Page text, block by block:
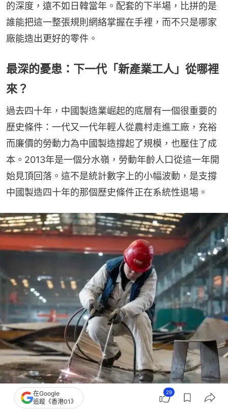
的深度，遠不如日韓當年。配套的下半場，比拼的是
誰能把這一整張規則網絡掌握在手裡，而不只是哪家
廠能造出更好的零件。
最深的憂患：下一代「新產業工人」從哪裡
來？
過去四十年，中國製造業崛起的底層有一個很重要的
歷史條件：一代又一代年輕人從農村走進工廠，充裕
而廉價的勞動力為中國製造撐起了規模，也壓住了成
本。2013年是一個分水嶺，勞動年齡人口從這一年開
始見頂回落。這不是統計數字上的小幅波動，是支撐
中國製造四十年的那個歷史條件正在系統性退場。
造船業對人力的依賴之深、對年輕人的吸引力之弱，因而受到的衝擊也最深。（科
工力量）
在Google
追蹤《香港01》
29